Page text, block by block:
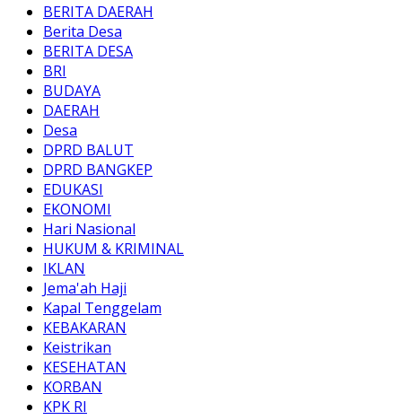
BERITA DAERAH
Berita Desa
BERITA DESA
BRI
BUDAYA
DAERAH
Desa
DPRD BALUT
DPRD BANGKEP
EDUKASI
EKONOMI
Hari Nasional
HUKUM & KRIMINAL
IKLAN
Jema'ah Haji
Kapal Tenggelam
KEBAKARAN
Keistrikan
KESEHATAN
KORBAN
KPK RI